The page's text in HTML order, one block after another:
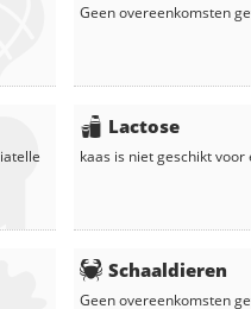
Geen overeenkomsten
Lactose
kaas is niet geschikt
Schaaldieren
Geen overeenkomsten